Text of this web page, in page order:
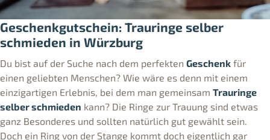
Geschenkgutschein: Trauringe selber
schmieden in Würzburg
Du bist auf der Suche nach dem perfekten Geschenk für
einen geliebten Menschen? Wie wäre es denn mit einem
einzigartigen Erlebnis, bei dem man gemeinsam Trauringe
selber schmieden kann? Die Ringe zur Trauung sind etwas
ganz Besonderes und sollten natürlich gut gewählt sein.
Doch ein Ring von der Stange kommt doch eigentlich gar